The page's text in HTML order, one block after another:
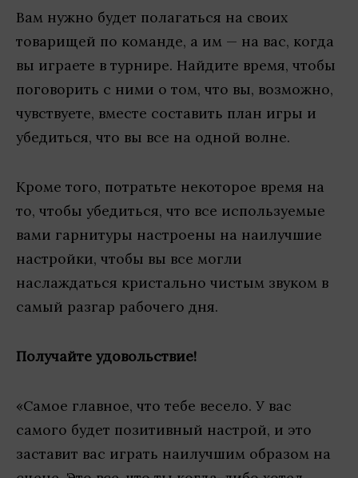
Вам нужно будет полагаться на своих
товарищей по команде, а им — на вас, когда
вы играете в турнире. Найдите время, чтобы
поговорить с ними о том, что вы, возможно,
чувствуете, вместе составить план игры и
убедиться, что вы все на одной волне.
Кроме того, потратьте некоторое время на
то, чтобы убедиться, что все используемые
вами гарнитуры настроены на наилучшие
настройки, чтобы вы все могли
наслаждаться кристально чистым звуком в
самый разгар рабочего дня.
Получайте удовольствие!
«Самое главное, что тебе весело. У вас
самого будет позитивный настрой, и это
заставит вас играть наилучшим образом на